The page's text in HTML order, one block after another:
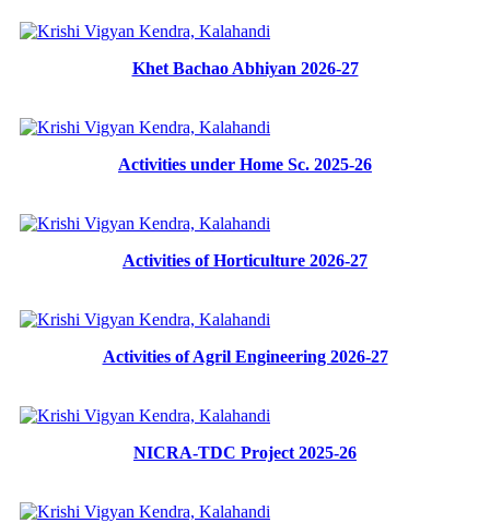
Khet Bachao Abhiyan 2026-27
Activities under Home Sc. 2025-26
Activities of Horticulture 2026-27
Activities of Agril Engineering 2026-27
NICRA-TDC Project 2025-26